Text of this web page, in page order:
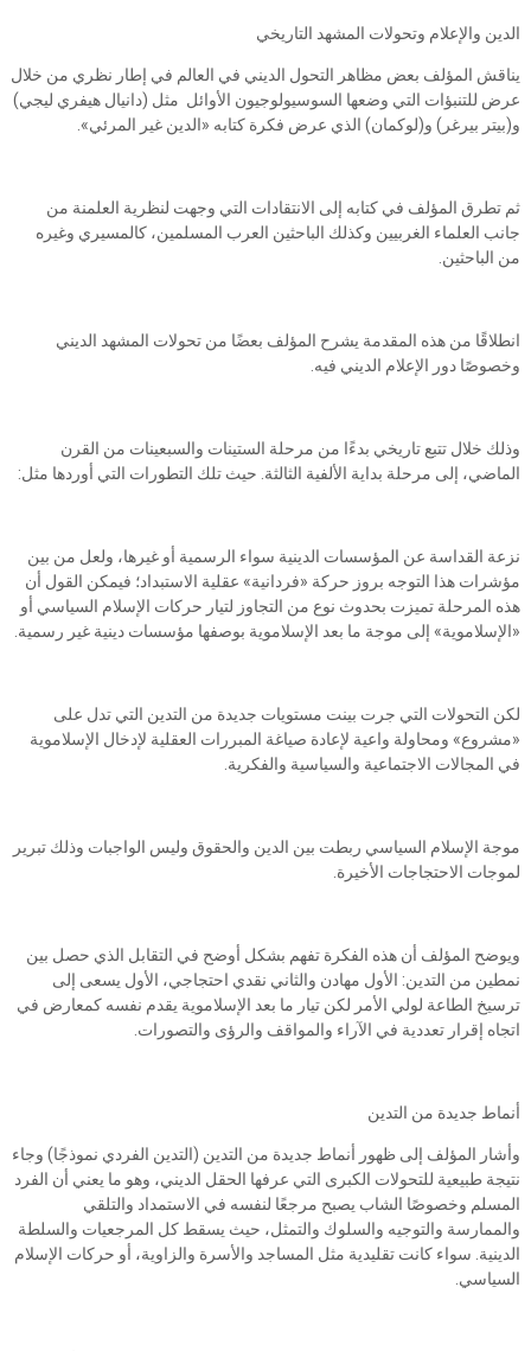
الدين والإعلام وتحولات المشهد التاريخي
يناقش المؤلف بعض مظاهر التحول الديني في العالم في إطار نظري من خلال
عرض للتنبؤات التي وضعها السوسيولوجيون الأوائل مثل (دانيال هيفري ليجي)
و(بيتر بيرغر) و(لوكمان) الذي عرض فكرة كتابه «الدين غير المرئي».
ثم تطرق المؤلف في كتابه إلى الانتقادات التي وجهت لنظرية العلمنة من
جانب العلماء الغربيين وكذلك الباحثين العرب المسلمين، كالمسيري وغيره
من الباحثين.
انطلاقًا من هذه المقدمة يشرح المؤلف بعضًا من تحولات المشهد الديني
وخصوصًا دور الإعلام الديني فيه.
وذلك خلال تتبع تاريخي بدءًا من مرحلة الستينات والسبعينات من القرن
الماضي، إلى مرحلة بداية الألفية الثالثة. حيث تلك التطورات التي أوردها مثل:
نزعة القداسة عن المؤسسات الدينية سواء الرسمية أو غيرها، ولعل من بين
مؤشرات هذا التوجه بروز حركة «فردانية» عقلية الاستبداد؛ فيمكن القول أن
هذه المرحلة تميزت بحدوث نوع من التجاوز لتيار حركات الإسلام السياسي أو
«الإسلاموية» إلى موجة ما بعد الإسلاموية بوصفها مؤسسات دينية غير رسمية.
لكن التحولات التي جرت بينت مستويات جديدة من التدين التي تدل على
«مشروع» ومحاولة واعية لإعادة صياغة المبررات العقلية لإدخال الإسلاموية
في المجالات الاجتماعية والسياسية والفكرية.
موجة الإسلام السياسي ربطت بين الدين والحقوق وليس الواجبات وذلك تبرير
لموجات الاحتجاجات الأخيرة.
ويوضح المؤلف أن هذه الفكرة تفهم بشكل أوضح في التقابل الذي حصل بين
نمطين من التدين: الأول مهادن والثاني نقدي احتجاجي، الأول يسعى إلى
ترسيخ الطاعة لولي الأمر لكن تيار ما بعد الإسلاموية يقدم نفسه كمعارض في
اتجاه إقرار تعددية في الآراء والمواقف والرؤى والتصورات.
أنماط جديدة من التدين
وأشار المؤلف إلى ظهور أنماط جديدة من التدين (التدين الفردي نموذجًا) وجاء
نتيجة طبيعية للتحولات الكبرى التي عرفها الحقل الديني، وهو ما يعني أن الفرد
المسلم وخصوصًا الشاب يصبح مرجعًا لنفسه في الاستمداد والتلقي
والممارسة والتوجيه والسلوك والتمثل، حيث يسقط كل المرجعيات والسلطة
الدينية. سواء كانت تقليدية مثل المساجد والأسرة والزاوية، أو حركات الإسلام
السياسي.